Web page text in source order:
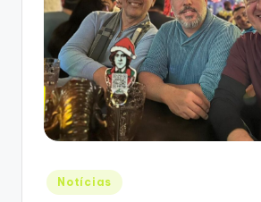
Posted
in
Notícias